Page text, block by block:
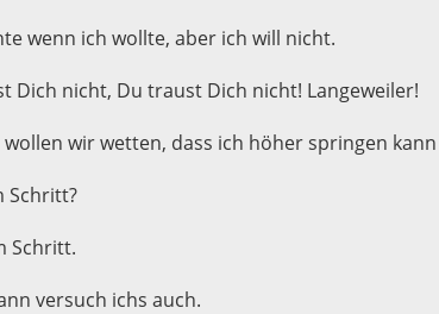
wenn ich wollte, aber ich will nicht.
Dich nicht, Du traust Dich nicht! Langeweiler!
wollen wir wetten, dass ich höher springen
Schritt?
Schritt.
versuch ichs auch.